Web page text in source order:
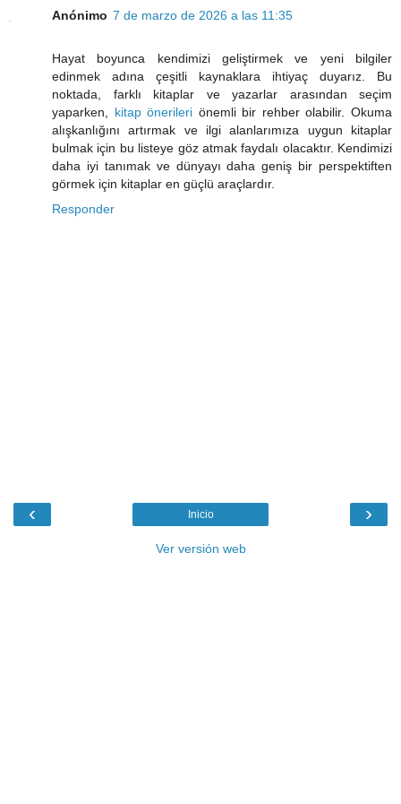
Anónimo 7 de marzo de 2026 a las 11:35
Hayat boyunca kendimizi geliştirmek ve yeni bilgiler
edinmek adına çeşitli kaynaklara ihtiyaç duyarız. Bu
noktada, farklı kitaplar ve yazarlar arasından seçim
yaparken, kitap önerileri önemli bir rehber olabilir. Okuma
alışkanlığını artırmak ve ilgi alanlarımıza uygun kitaplar
bulmak için bu listeye göz atmak faydalı olacaktır. Kendimizi
daha iyi tanımak ve dünyayı daha geniş bir perspektiften
görmek için kitaplar en güçlü araçlardır.
Responder
‹ ›
Inicio
Ver versión web